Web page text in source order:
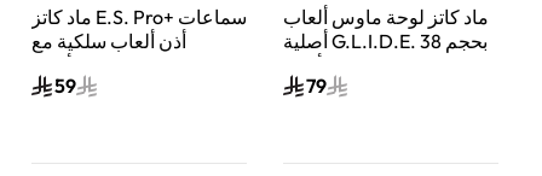
ماد كاتز E.S. Pro+ سماعات
أذن ألعاب سلكية مع
ميكروفون مزدوج – أبيض
59
ماد كاتز لوحة ماوس ألعاب
أصلية G.L.I.D.E. بحجم 38
إنش كبيرة جدًا أسود
79